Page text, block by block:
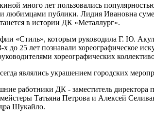
много лет пользовались
публики. Лидия Ивановна
в истории ДК «Металлург».
«Стиль», которым руководила Г. Ю.
х до 25 лет познавали
хореографических
являлись украшением городских
работники ДК - заместитель директора
Татьяна Петрова и Алексей
Шукайло.